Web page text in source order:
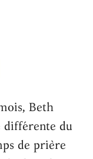
Calendrier
Beth
différente du
de prière